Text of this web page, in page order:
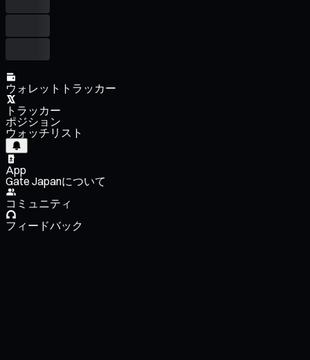
ウォレットトラッカー
トラッカー
ポジション
ウォッチリスト
App
Gate Japanについて
コミュニティ
フィードバック